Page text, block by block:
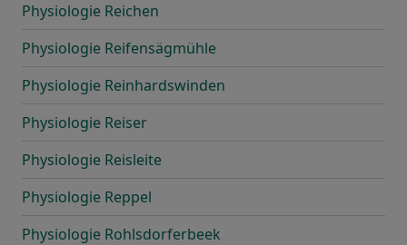
Physiologie Reichen
Physiologie Reifensägmühle
Physiologie Reinhardswinden
Physiologie Reiser
Physiologie Reisleite
Physiologie Reppel
Physiologie Rohlsdorferbeek